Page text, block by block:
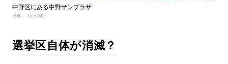
中野区にある中野サンプラザ
出典： 朝日新聞
選挙区自体が消滅？